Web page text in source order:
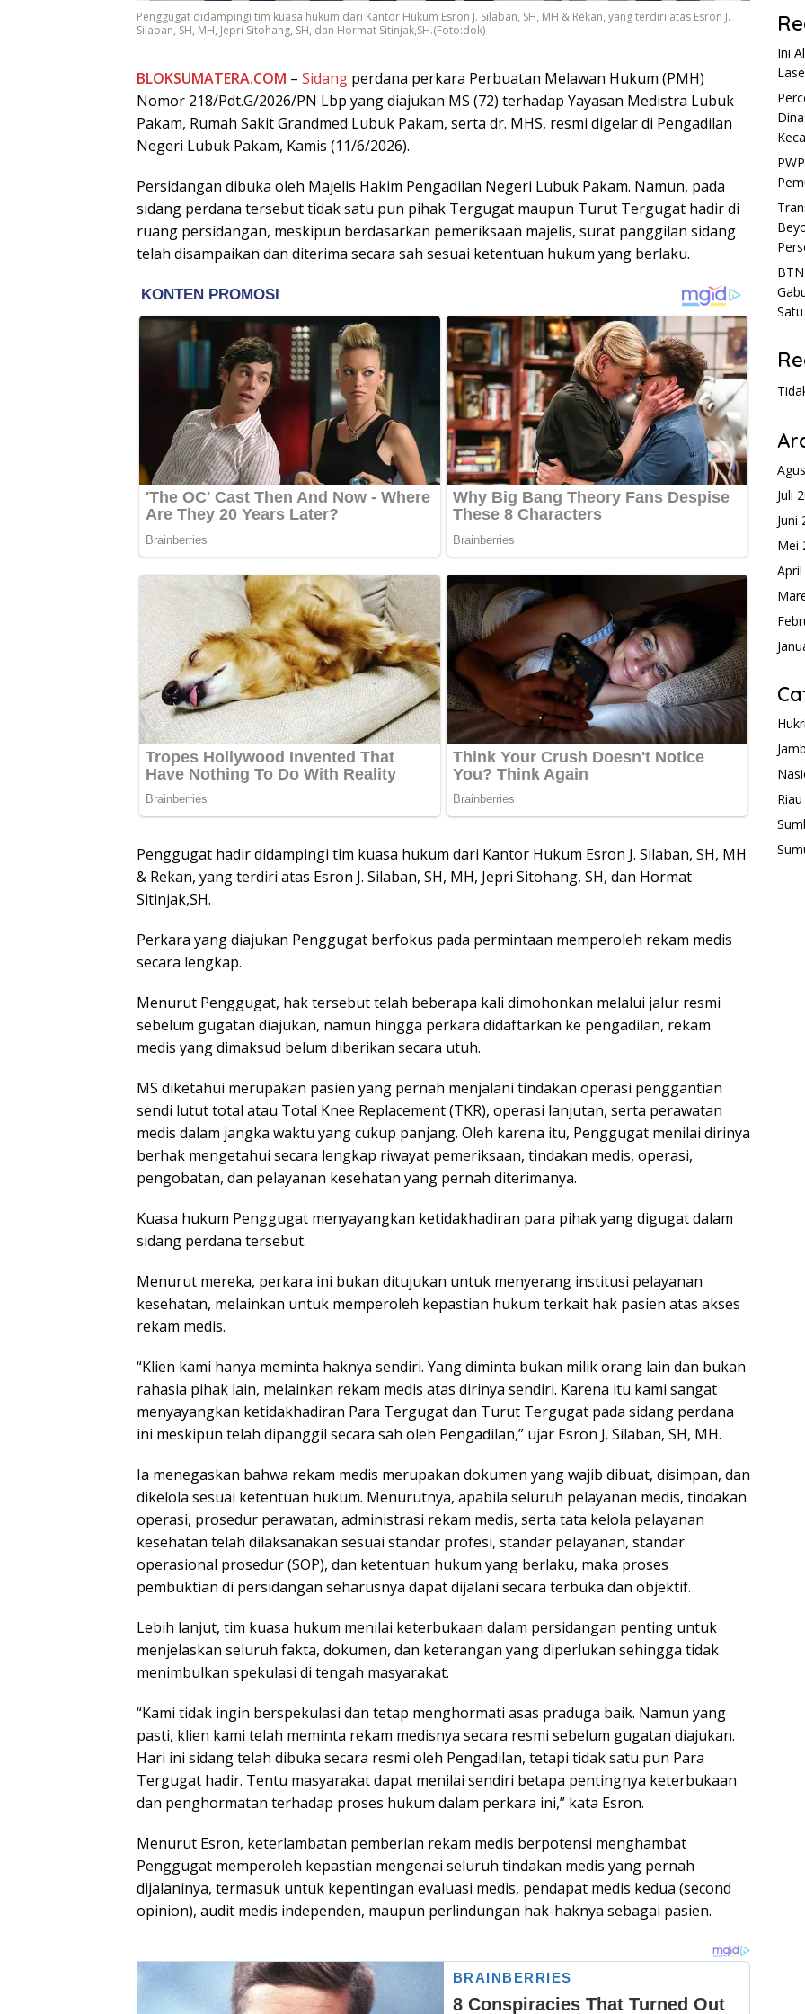
Penggugat didampingi tim kuasa hukum dari Kantor Hukum Esron J. Silaban, SH, MH & Rekan, yang terdiri atas Esron J.
Silaban, SH, MH, Jepri Sitohang, SH, dan Hormat Sitinjak,SH.(Foto:dok)
BLOKSUMATERA.COM – Sidang perdana perkara Perbuatan Melawan Hukum (PMH)
Nomor 218/Pdt.G/2026/PN Lbp yang diajukan MS (72) terhadap Yayasan Medistra Lubuk
Pakam, Rumah Sakit Grandmed Lubuk Pakam, serta dr. MHS, resmi digelar di Pengadilan
Negeri Lubuk Pakam, Kamis (11/6/2026).
Persidangan dibuka oleh Majelis Hakim Pengadilan Negeri Lubuk Pakam. Namun, pada
sidang perdana tersebut tidak satu pun pihak Tergugat maupun Turut Tergugat hadir di
ruang persidangan, meskipun berdasarkan pemeriksaan majelis, surat panggilan sidang
telah disampaikan dan diterima secara sah sesuai ketentuan hukum yang berlaku.
Penggugat hadir didampingi tim kuasa hukum dari Kantor Hukum Esron J. Silaban, SH, MH
& Rekan, yang terdiri atas Esron J. Silaban, SH, MH, Jepri Sitohang, SH, dan Hormat
Sitinjak,SH.
Perkara yang diajukan Penggugat berfokus pada permintaan memperoleh rekam medis
secara lengkap.
Menurut Penggugat, hak tersebut telah beberapa kali dimohonkan melalui jalur resmi
sebelum gugatan diajukan, namun hingga perkara didaftarkan ke pengadilan, rekam
medis yang dimaksud belum diberikan secara utuh.
MS diketahui merupakan pasien yang pernah menjalani tindakan operasi penggantian
sendi lutut total atau Total Knee Replacement (TKR), operasi lanjutan, serta perawatan
medis dalam jangka waktu yang cukup panjang. Oleh karena itu, Penggugat menilai dirinya
berhak mengetahui secara lengkap riwayat pemeriksaan, tindakan medis, operasi,
pengobatan, dan pelayanan kesehatan yang pernah diterimanya.
Kuasa hukum Penggugat menyayangkan ketidakhadiran para pihak yang digugat dalam
sidang perdana tersebut.
Menurut mereka, perkara ini bukan ditujukan untuk menyerang institusi pelayanan
kesehatan, melainkan untuk memperoleh kepastian hukum terkait hak pasien atas akses
rekam medis.
“Klien kami hanya meminta haknya sendiri. Yang diminta bukan milik orang lain dan bukan
rahasia pihak lain, melainkan rekam medis atas dirinya sendiri. Karena itu kami sangat
menyayangkan ketidakhadiran Para Tergugat dan Turut Tergugat pada sidang perdana
ini meskipun telah dipanggil secara sah oleh Pengadilan,” ujar Esron J. Silaban, SH, MH.
Ia menegaskan bahwa rekam medis merupakan dokumen yang wajib dibuat, disimpan, dan
dikelola sesuai ketentuan hukum. Menurutnya, apabila seluruh pelayanan medis, tindakan
operasi, prosedur perawatan, administrasi rekam medis, serta tata kelola pelayanan
kesehatan telah dilaksanakan sesuai standar profesi, standar pelayanan, standar
operasional prosedur (SOP), dan ketentuan hukum yang berlaku, maka proses
pembuktian di persidangan seharusnya dapat dijalani secara terbuka dan objektif.
Lebih lanjut, tim kuasa hukum menilai keterbukaan dalam persidangan penting untuk
menjelaskan seluruh fakta, dokumen, dan keterangan yang diperlukan sehingga tidak
menimbulkan spekulasi di tengah masyarakat.
“Kami tidak ingin berspekulasi dan tetap menghormati asas praduga baik. Namun yang
pasti, klien kami telah meminta rekam medisnya secara resmi sebelum gugatan diajukan.
Hari ini sidang telah dibuka secara resmi oleh Pengadilan, tetapi tidak satu pun Para
Tergugat hadir. Tentu masyarakat dapat menilai sendiri betapa pentingnya keterbukaan
dan penghormatan terhadap proses hukum dalam perkara ini,” kata Esron.
Menurut Esron, keterlambatan pemberian rekam medis berpotensi menghambat
Penggugat memperoleh kepastian mengenai seluruh tindakan medis yang pernah
dijalaninya, termasuk untuk kepentingan evaluasi medis, pendapat medis kedua (second
opinion), audit medis independen, maupun perlindungan hak-haknya sebagai pasien.
Ini
Juli
Juni
Mei
Riau